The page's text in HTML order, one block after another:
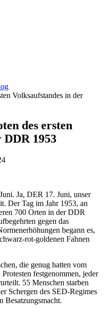
des ersten
DDR 1953
Ja, DER 17. Juni, unser
Der Tag im Jahr 1953, an
700 Orten in der DDR
gegen das
begann es,
rot-goldenen Fahnen
die genug hatten vom
festgenommen, jeder
55 Menschen starben
Schergen des SED-Regimes
Besatzungsmacht.